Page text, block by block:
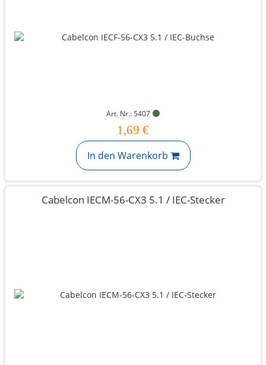
Art. Nr.: 5407
1,69 €
In den Warenkorb
Cabelcon IECM-56-CX3 5.1 / IEC-Stecker